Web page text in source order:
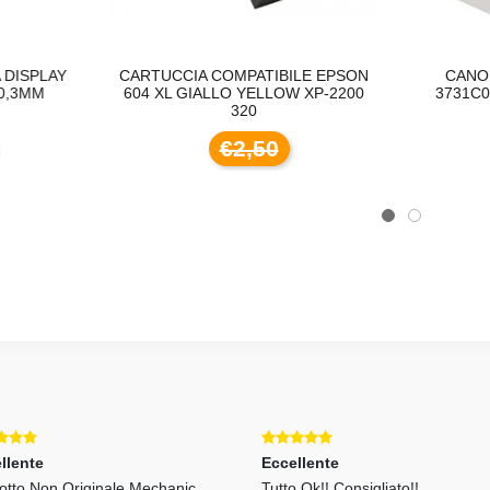
COMPATIBILE EPSON
XL GIALLO YELLOW XP-2200
CANON CL-561
3731C001 PER CANON
Eccellente